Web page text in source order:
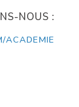
NOUS :
ACADEMIE